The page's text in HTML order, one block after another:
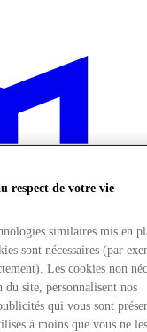
respect de votre vie
similaires mis en
sont nécessaires (par
Les cookies non
site, personnalisent nos
qui vous sont
à moins que vous ne